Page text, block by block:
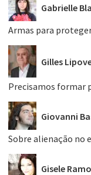
Gabrielle
Armas para
Gilles
Precisamos formar
Giovanni
Sobre alienação no
Gisele